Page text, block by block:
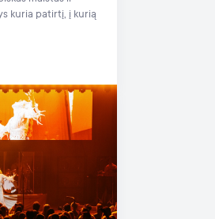
kuria patirtį, į kurią